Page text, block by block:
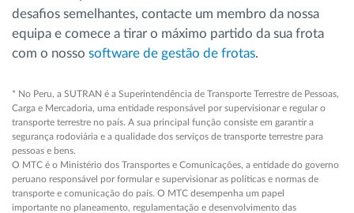
desafios semelhantes, contacte um membro da nossa
equipa e comece a tirar o máximo partido da sua frota
com o nosso software de gestão de frotas.
* No Peru, a SUTRAN é a Superintendência de Transporte Terrestre de Pessoas,
Carga e Mercadoria, uma entidade responsável por supervisionar e regular o
transporte terrestre no país. A sua principal função consiste em garantir a
segurança rodoviária e a qualidade dos serviços de transporte terrestre para
pessoas e bens.
O MTC é o Ministério dos Transportes e Comunicações, a entidade do governo
peruano responsável por formular e supervisionar as políticas e normas de
transporte e comunicação do país. O MTC desempenha um papel
importante no planeamento, regulamentação e desenvolvimento das